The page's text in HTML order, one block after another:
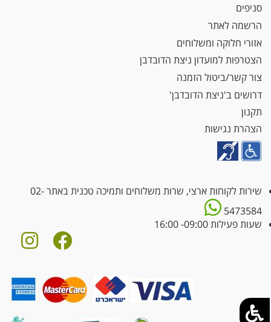
סניפים
הרשמה לאתר
אזורי חלוקה ומשלוחים
הצטרפות למועדון ניצת הדובדבן
צור קשר/ביטול הזמנה
דרושים ב'ניצת הדובדבן'
תקנון
הצהרת נגישות
שירות לקוחות ארצי, שרות משלוחים ותמיכה טכנית באתר02-
5473584
שעות פעילות 09:00- 16:00